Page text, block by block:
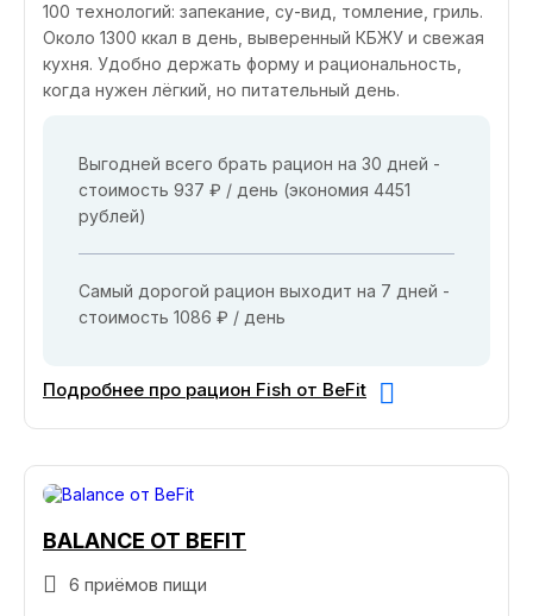
100 технологий: запекание, су-вид, томление, гриль.
Около 1300 ккал в день, выверенный КБЖУ и свежая
кухня. Удобно держать форму и рациональность,
когда нужен лёгкий, но питательный день.
Выгодней всего брать рацион на 30 дней -
стоимость 937 ₽ / день (экономия 4451
рублей)
Самый дорогой рацион выходит на 7 дней -
стоимость 1086 ₽ / день
Подробнее про рацион Fish от BeFit
BALANCE ОТ BEFIT
6 приёмов пищи